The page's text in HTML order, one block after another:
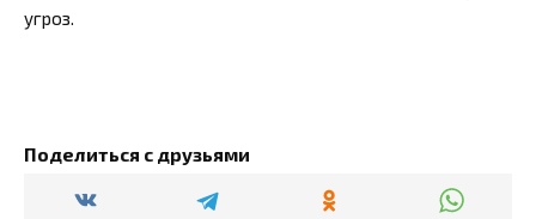
угроз.
Поделиться с друзьями